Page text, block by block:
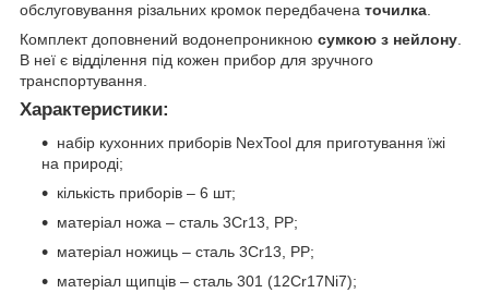
обслуговування різальних кромок передбачена точилка
Комплект доповнений водонепроникною сумкою з нейлону
В неї є відділення під кожен прибор для зручного
транспортування.
Характеристики:
набір кухонних приборів NexTool для приготування їжі
на природі;
кількість приборів – 6 шт;
матеріал ножа – сталь 3Cr13, PP;
матеріал ножиць – сталь 3Cr13, PP;
матеріал щипців – сталь 301 (12Cr17Ni7);